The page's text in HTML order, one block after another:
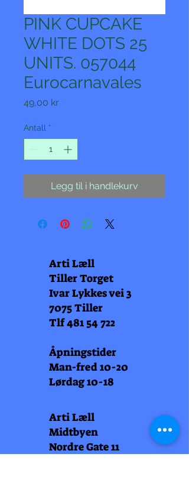
PINK CUPCAKE
WHITE DOTS 25
UNITS. 057044
Eurocarnavales
49,00 krPris
Antall *
Legg til i handlekurv
Arti Læll
Tiller Torget
Ivar Lykkes vei 3
7075 Tiller
Tlf481 54 722
Åpningstider
Man-fred 10-20
Lørdag 10-18
Arti Læll
Midtbyen
Nordre Gate 11